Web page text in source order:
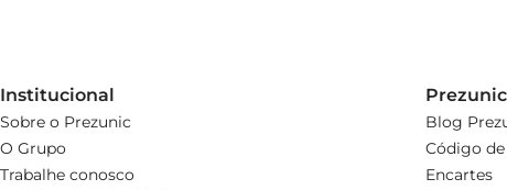
Institucional
Sobre o Prezunic
O Grupo
Trabalhe conosco
Prezunic
Blog
Código
Encartes